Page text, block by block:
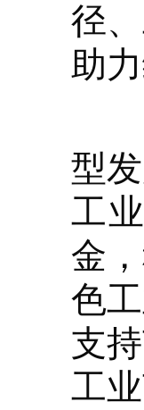
径
助
（
型
工
金
色
支
工